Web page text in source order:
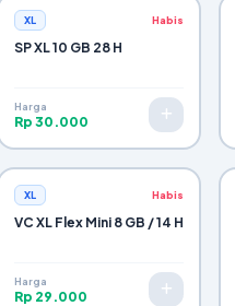
XL Habis
SP XL 10 GB 28 H
Harga
Rp 30.000
XL Habis
VC XL Flex Mini 8 GB / 14 H
Harga
Rp 29.000